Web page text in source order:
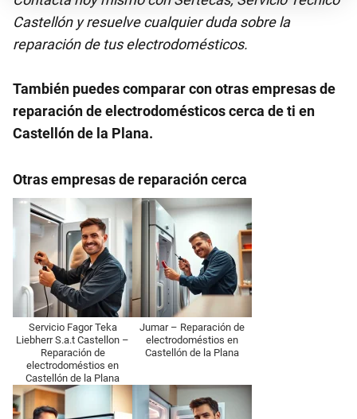
Castellón y resuelve cualquier duda sobre la
reparación de tus electrodomésticos.
También puedes comparar con otras empresas de
reparación de electrodomésticos cerca de ti en
Castellón de la Plana.
Otras empresas de reparación cerca
Servicio Fagor Teka
Liebherr S.a.t Castellon –
Reparación de
electrodoméstios en
Castellón de la Plana
Jumar – Reparación de
electrodoméstios en
Castellón de la Plana